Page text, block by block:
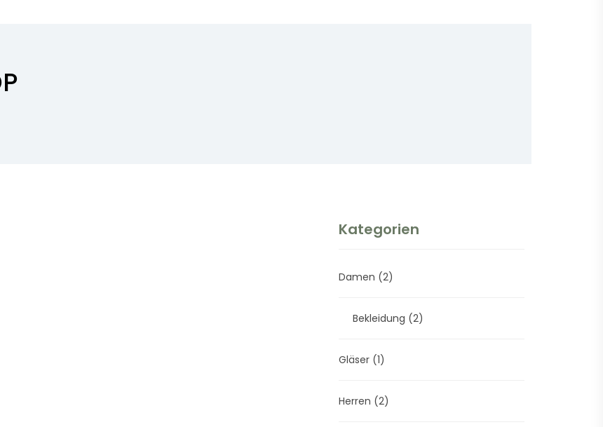
Kategorien
Damen (2)
Bekleidung (2)
Gläser (1)
Herren (2)